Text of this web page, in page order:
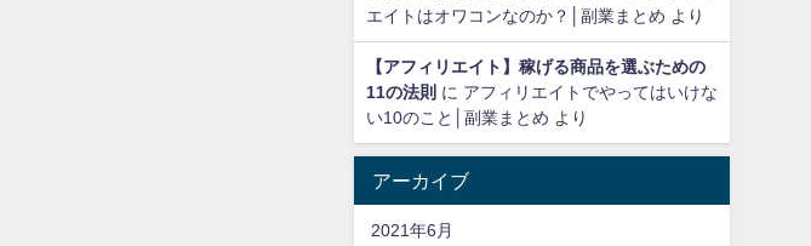
エイトはオワコンなのか？│副業まとめ より
【アフィリエイト】稼げる商品を選ぶための
11の法則 に アフィリエイトでやってはいけな
い10のこと│副業まとめ より
アーカイブ
2021年6月